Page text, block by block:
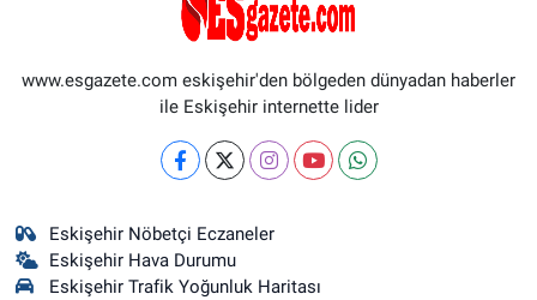
www.esgazete.com eskişehir'den bölgeden dünyadan haberler
ile Eskişehir internette lider
Eskişehir Nöbetçi Eczaneler
Eskişehir Hava Durumu
Eskişehir Trafik Yoğunluk Haritası